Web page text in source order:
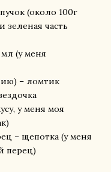
(около 100г
зеленая часть
(у меня
– ломтик
у меня моя
– щепотка (у меня
перец)